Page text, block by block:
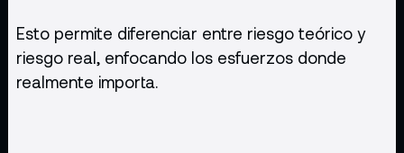
Esto permite diferenciar entre riesgo teórico y
riesgo real, enfocando los esfuerzos donde
realmente importa.